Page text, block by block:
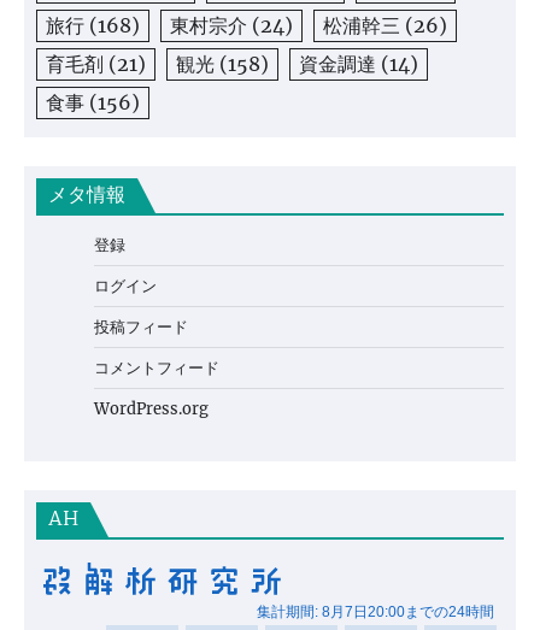
旅行 (168) 東村宗介 (24) 松浦幹三 (26)
育毛剤 (21) 観光 (158) 資金調達 (14)
食事 (156)
メタ情報
登録
ログイン
投稿フィード
コメントフィード
WordPress.org
AH